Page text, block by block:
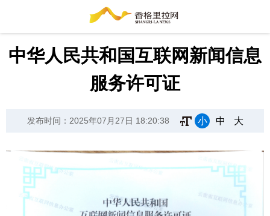
中华人民共和国互联网新闻信息
服务许可证
发布时间：2025年07月27日 18:20:38 小 中 大